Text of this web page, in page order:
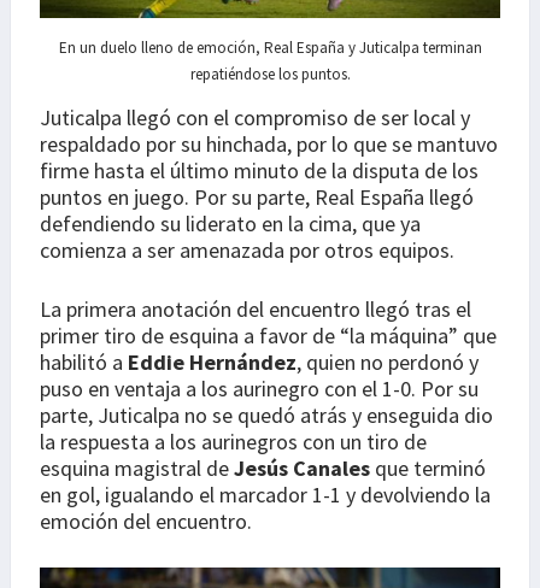
En un duelo lleno de emoción, Real España y Juticalpa terminan
repatiéndose los puntos.
Juticalpa llegó con el compromiso de ser local y
respaldado por su hinchada, por lo que se mantuvo
firme hasta el último minuto de la disputa de los
puntos en juego. Por su parte, Real España llegó
defendiendo su liderato en la cima, que ya
comienza a ser amenazada por otros equipos.
La primera anotación del encuentro llegó tras el
primer tiro de esquina a favor de “la máquina” que
habilitó a Eddie Hernández, quien no perdonó y
puso en ventaja a los aurinegro con el 1-0. Por su
parte, Juticalpa no se quedó atrás y enseguida dio
la respuesta a los aurinegros con un tiro de
esquina magistral deJesús Canales que terminó
en gol, igualando el marcador 1-1 y devolviendo la
emoción del encuentro.